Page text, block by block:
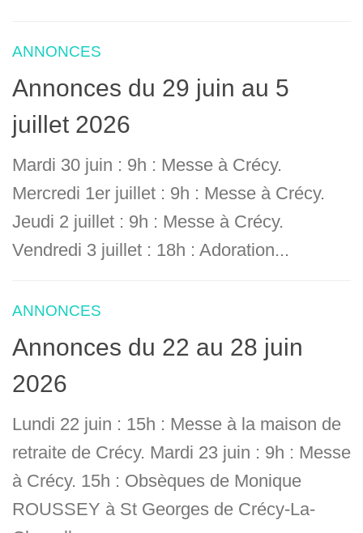
ANNONCES
Annonces du 29 juin au 5
juillet 2026
Mardi 30 juin : 9h : Messe à Crécy.
Mercredi 1er juillet : 9h : Messe à Crécy.
Jeudi 2 juillet : 9h : Messe à Crécy.
Vendredi 3 juillet : 18h : Adoration...
ANNONCES
Annonces du 22 au 28 juin
2026
Lundi 22 juin : 15h : Messe à la maison de
retraite de Crécy. Mardi 23 juin : 9h : Messe
à Crécy. 15h : Obsèques de Monique
ROUSSEY à St Georges de Crécy-La-